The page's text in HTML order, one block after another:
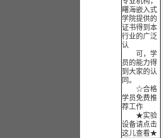
曙海嵌入式
学院提供的
证书得到本
行业的广泛
认
可，学
员的能力得
到大家的认
同 。
☆合格
学员免费推
荐工作
★实验
设备请点击
这儿查看★